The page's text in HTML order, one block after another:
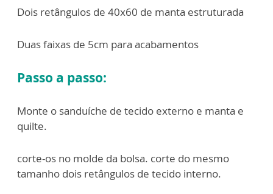
Dois retângulos de 40x60 de manta estruturada
Duas faixas de 5cm para acabamentos
Passo a passo:
Monte o sanduíche de tecido externo e manta e
quilte.
corte-os no molde da bolsa. corte do mesmo
tamanho dois retângulos de tecido interno.